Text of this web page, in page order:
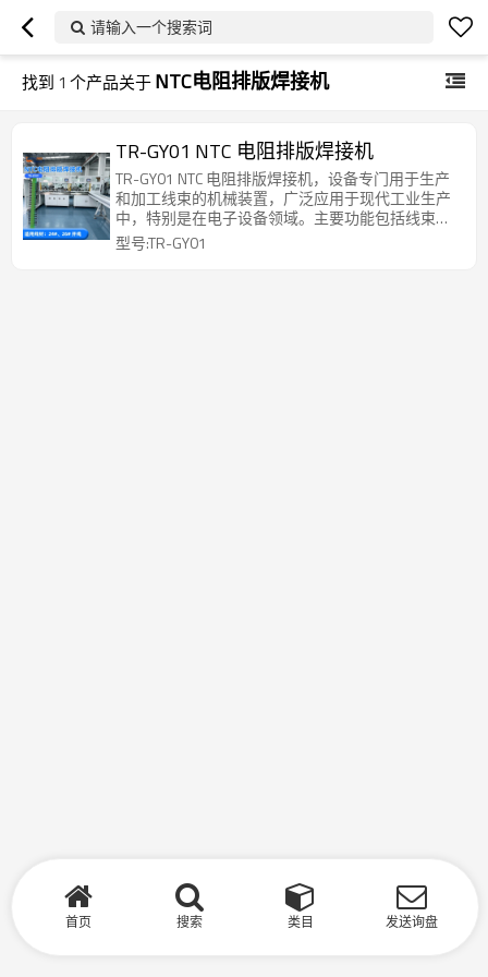
请输入一个搜索词
找到 1 个产品关于NTC电阻排版焊接机
TR-GY01 NTC 电阻排版焊接机
TR-GY01 NTC 电阻排版焊接机，设备专门用于生产
和加工线束的机械装置，广泛应用于现代工业生产
中，特别是在电子设备领域。主要功能包括线束的
裁剪、剥皮、打端、CCD 检测、浸助焊剂浸锡、排
版、贴胶带、焊接小黑头等工艺流程，能够大幅提
型号:TR-GY01
首页 搜索 类目 发送询盘